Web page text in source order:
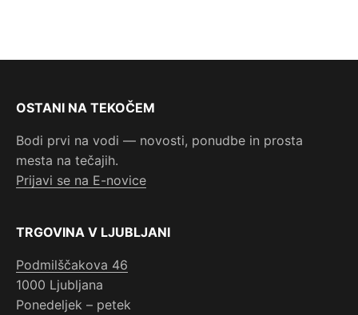
OSTANI NA TEKOČEM
Bodi prvi na vodi — novosti, ponudbe in prosta
mesta na tečajih.
Prijavi se na E-novice
TRGOVINA V LJUBLJANI
Podmilščakova 46
1000 Ljubljana
Ponedeljek – petek